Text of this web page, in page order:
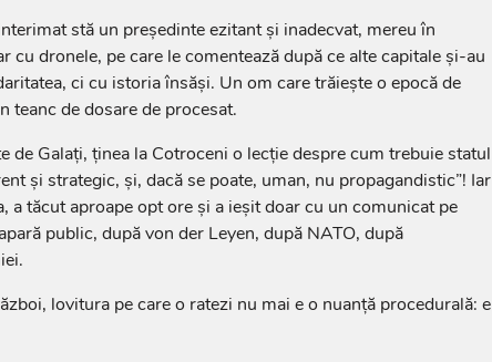
stă un președinte ezitant și inadecvat, mereu în
cu dronele, pe care le comentează după ce alte capitale și-au
ci cu istoria însăși. Un om care trăiește o epocă de
teanc de dosare de procesat.
de Galați, ținea la Cotroceni o lecție despre cum trebuie statul
și strategic, și, dacă se poate, uman, nu propagandistic”! Iar
a tăcut aproape opt ore și a ieșit doar cu un comunicat pe
public, după von der Leyen, după NATO, după
lovitura pe care o ratezi nu mai e o nuanță procedurală: e